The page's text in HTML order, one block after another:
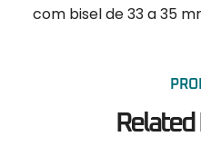
com bisel de 33 a 35